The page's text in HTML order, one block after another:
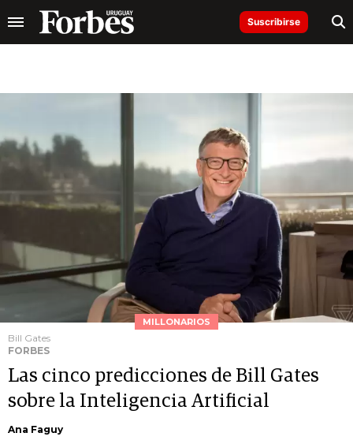
Suscribirse
MILLONARIOS
Bill Gates
FORBES
Las cinco predicciones de Bill Gates
sobre la Inteligencia Artificial
Ana Faguy